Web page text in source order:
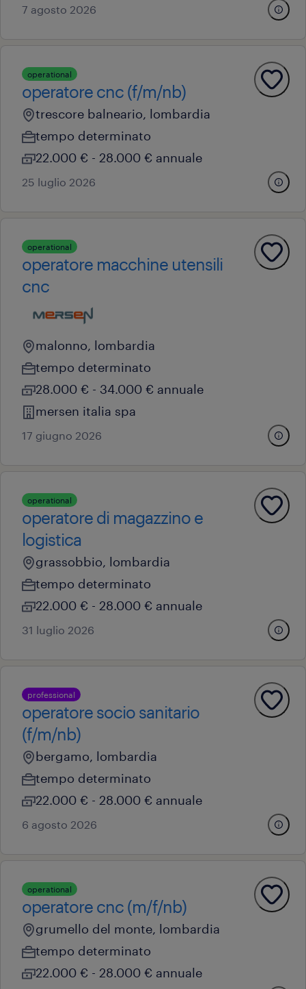
7 agosto 2026
operational
operatore cnc (f/m/nb)
trescore balneario, lombardia
tempo determinato
22.000 € - 28.000 € annuale
25 luglio 2026
operational
operatore macchine utensili
cnc
malonno, lombardia
tempo determinato
28.000 € - 34.000 € annuale
mersen italia spa
17 giugno 2026
operational
operatore di magazzino e
logistica
grassobbio, lombardia
tempo determinato
22.000 € - 28.000 € annuale
31 luglio 2026
professional
operatore socio sanitario
(f/m/nb)
bergamo, lombardia
tempo determinato
22.000 € - 28.000 € annuale
6 agosto 2026
operational
operatore cnc (m/f/nb)
grumello del monte, lombardia
tempo determinato
22.000 € - 28.000 € annuale